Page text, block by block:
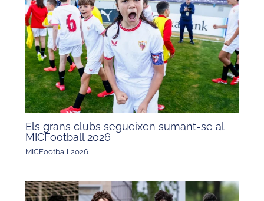
Els grans clubs segueixen sumant-se al
MICFootball 2026
MICFootball 2026